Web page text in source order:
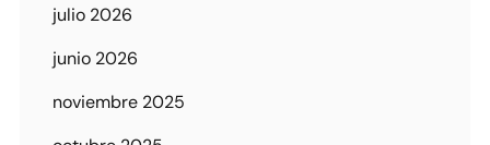
julio 2026
junio 2026
noviembre 2025